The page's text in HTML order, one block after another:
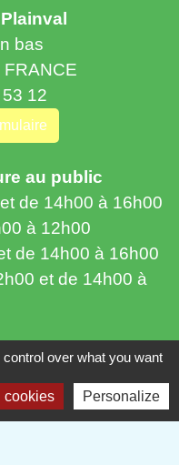
bas
12
au public
de 14h00 à 16h00
à 12h00
de 14h00 à 16h00
et de 14h00 à
over what you want
cookies Personalize